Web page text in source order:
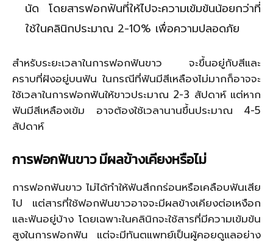
นัด โดยสารฟอกฟันที่ให้ไปจะความเข้มข้นน้อยกว่าที่
ใช้ในคลินิกประมาณ 2-10% เพื่อความปลอดภัย
สำหรับระยะเวลาในการฟอกฟันขาว จะขึ้นอยู่กับสีและ
คราบที่ฝังอยู่บนฟัน ในกรณีที่ฟันมีสีเหลืองไม่มากก็อาจจะ
ใช้เวลาในการฟอกฟันให้ขาวประมาณ 2-3 สัปดาห์ แต่หาก
ฟันมีสีเหลืองเข้ม อาจต้องใช้เวลานานขึ้นประมาณ 4-5
สัปดาห์
การฟอกฟันขาว มีผลข้างเคียงหรือไม่
การฟอกฟันขาว ไม่ได้ทำให้ฟันสึกกร่อนหรือเคลือบฟันเสีย
ไป แต่สารที่ใช้ฟอกฟันขาวอาจจะมีผลข้างเคียงต่อเหงือก
และฟันอยู่บ้าง โดยเฉพาะในคลินิกจะใช้สารที่มีความเข้มข้น
สูงในการฟอกฟัน แต่จะมีทันตแพทย์เป็นผู้คอยดูแลอย่าง